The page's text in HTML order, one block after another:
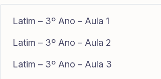
Latim – 3º Ano – Aula 1
Latim – 3º Ano – Aula 2
Latim – 3º Ano – Aula 3